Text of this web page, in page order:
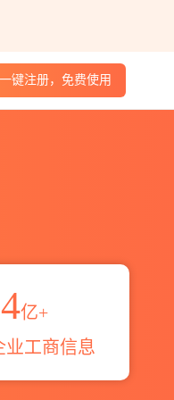
一键注册，免费使用
4亿+
业工商信息